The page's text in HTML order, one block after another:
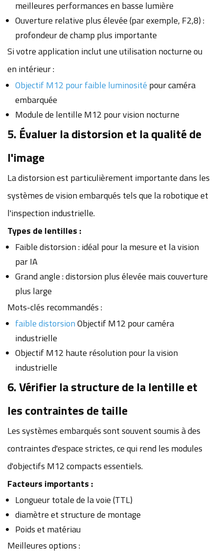
meilleures performances en basse lumière
Ouverture relative plus élevée (par exemple, F2,8) :
profondeur de champ plus importante
Si votre application inclut une utilisation nocturne ou
en intérieur :
Objectif M12 pour faible luminosité pour caméra
embarquée
Module de lentille M12 pour vision nocturne
5. Évaluer la distorsion et la qualité de
l'image
La distorsion est particulièrement importante dans les
systèmes de vision embarqués tels que la robotique et
l'inspection industrielle.
Types de lentilles :
Faible distorsion : idéal pour la mesure et la vision
par IA
Grand angle : distorsion plus élevée mais couverture
plus large
Mots-clés recommandés :
faible distorsionObjectif M12 pour caméra
industrielle
Objectif M12 haute résolution pour la vision
industrielle
6. Vérifier la structure de la lentille et
les contraintes de taille
Les systèmes embarqués sont souvent soumis à des
contraintes d'espace strictes, ce qui rend les modules
d'objectifs M12 compacts essentiels.
Facteurs importants :
Longueur totale de la voie (TTL)
diamètre et structure de montage
Poids et matériau
Meilleures options :